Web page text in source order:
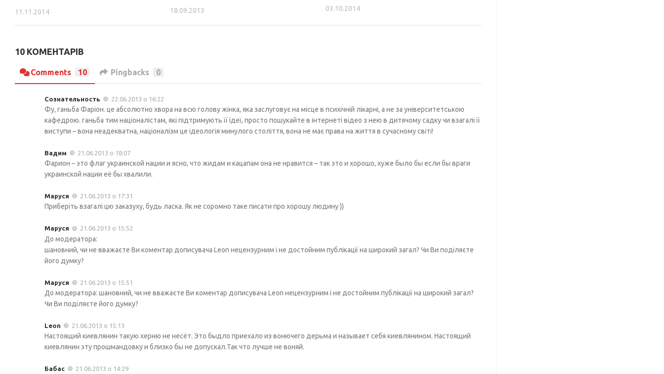
11.11.2014 18.09.2013 03.10.2014
10 КОМЕНТАРІВ
Comments 10 Pingbacks 0
Сознательность 22.06.2013 о 16:22
Фу, ганьба Фаріон. це абсолютно хвора на всю голову жінка, яка заслуговує на місце в психічній лікарні, а не за університетською
кафедрою. ганьба тим націоналістам, які підтримують її ідеї, просто пошукайте в інтернеті відео з нею в дитячому садку чи взагалі її
виступи – вона неадекватна, націоналізм це ідеологія минулого століття, вона не має права на життя в сучасному світі!
Вадим 21.06.2013 о 18:07
Фарион – это флаг украинской нации и ясно, что жидам и кацапам она не нравится – так это и хорошо, хуже было бы если бы враги
украинской нации её бы хвалили.
Маруся 21.06.2013 о 17:31
Приберіть взагалі цю заказуху, будь ласка. Як не соромно таке писати про хорошу людину ))
Маруся 21.06.2013 о 15:52
До модератора:
шановний, чи не вважаєте Ви коментар дописувача Leon нецензурним і не достойним публікації на широкий загал? Чи Ви поділяєте
його думку?
Маруся 21.06.2013 о 15:51
До модератора: шановний, чи не вважаєте Ви коментар дописувача Leon нецензурним і не достойним публікації на широкий загал?
Чи Ви поділяєте його думку?
Leon 21.06.2013 о 15:13
Настоящий киевлянин такую херню не несёт. Это быдло приехало из вонючего дерьма и называет себя киевлянином. Настоящий
киевлянин эту прошмандовку и близко бы не допускал.Так что лучше не воняй.
Бабас 21.06.2013 о 14:29